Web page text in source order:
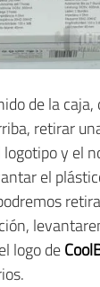
de la
retirar
y el
el
logo de